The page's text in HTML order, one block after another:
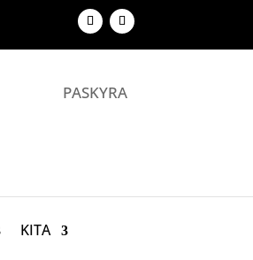
PASKYRA
KITA